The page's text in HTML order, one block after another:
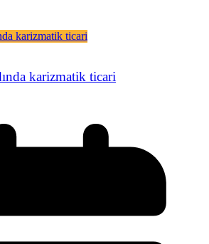
karizmatik ticari